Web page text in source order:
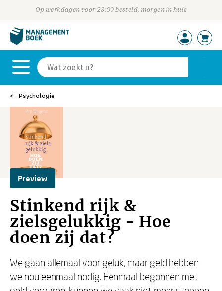
Op werkdagen voor 23:00 besteld, morgen in huis
Psychologie
Preview
Stinkend rijk &
zielsgelukkig - Hoe
doen zij dat?
We gaan allemaal voor geluk, maar geld hebben
we nou eenmaal nodig. Eenmaal begonnen met